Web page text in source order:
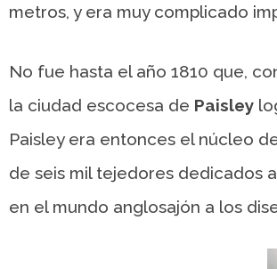
metros, y era muy complicado
No fue hasta el año 1810 que,
la ciudad escocesa de Paisley
Paisley era entonces el núcleo
de seis mil tejedores dedicados
en el mundo anglosajón a los